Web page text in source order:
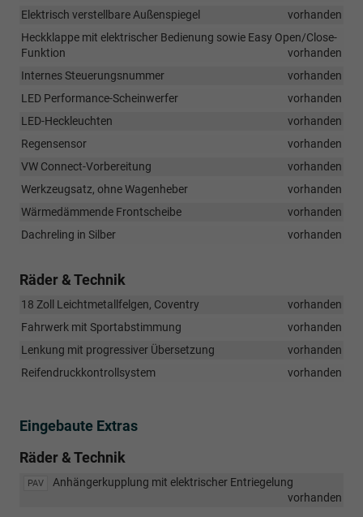
Elektrisch verstellbare Außenspiegel
vorhanden
Heckklappe mit elektrischer Bedienung sowie Easy Open/Close-
Funktion
vorhanden
Internes Steuerungsnummer
vorhanden
LED Performance-Scheinwerfer
vorhanden
LED-Heckleuchten
vorhanden
Regensensor
vorhanden
VW Connect-Vorbereitung
vorhanden
Werkzeugsatz, ohne Wagenheber
vorhanden
Wärmedämmende Frontscheibe
vorhanden
Dachreling in Silber
vorhanden
Räder & Technik
18 Zoll Leichtmetallfelgen, Coventry
vorhanden
Fahrwerk mit Sportabstimmung
vorhanden
Lenkung mit progressiver Übersetzung
vorhanden
Reifendruckkontrollsystem
vorhanden
Eingebaute Extras
Räder & Technik
PAV
Anhängerkupplung mit elektrischer Entriegelung
vorhanden